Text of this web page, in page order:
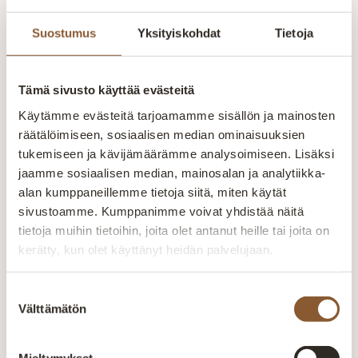
Suostumus Yksityiskohdat Tietoja
Tämä sivusto käyttää evästeitä
Käytämme evästeitä tarjoamamme sisällön ja mainosten
räätälöimiseen, sosiaalisen median ominaisuuksien
tukemiseen ja kävijämäärämme analysoimiseen. Lisäksi
jaamme sosiaalisen median, mainosalan ja analytiikka-
alan kumppaneillemme tietoja siitä, miten käytät
sivustoamme. Kumppanimme voivat yhdistää näitä
tietoja muihin tietoihin, joita olet antanut heille tai joita on
kerätty, kun olet käyttänyt heidän palvelujaan.
valinta
Välttämätön
ja räätälöimään tuotteet asiakkaiden
toiveiden mukaan. Yksilöllisesti- tilaan
huonekalut valmistetaan Kajaanin
tehtaalla. Aitokalusteelle myönnetty
Avainlippu-merkki kertoo Suomessa
valmistetuista tuotteista. Pidämme
ylpeästi yllä suomalaisen työn lippua.
Suomalaista laatutyötä
Jokainen huonekalu valmistetaan huolellisesti
kokeneiden ammattilaisten käsissä. Laatu näkyy
Aitokalusteen huonekalut valmistetaan Kajaanin